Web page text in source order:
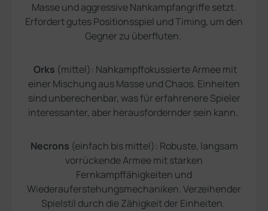
Masse und aggressive Nahkampfangriffe setzt.
Erfordert gutes Positionsspiel und Timing, um den
Gegner zu überfluten.
Orks (mittel): Nahkampffokussierte Armee mit
einer Mischung aus Masse und Chaos. Einheiten
sind unberechenbar, was für erfahrenere Spieler
interessanter, aber herausfordernder sein kann.
Necrons (einfach bis mittel): Robuste, langsam
vorrückende Armee mit starken
Fernkampffähigkeiten und
Wiederauferstehungsmechaniken. Verzeihender
Spielstil durch die Zähigkeit der Einheiten.